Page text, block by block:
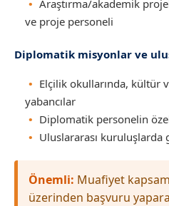
Araştırma/akademik
ve proje personeli
Diplomatik misyonlar ve
Elçilik okullarında, kültür
yabancılar
Diplomatik personelin
Uluslararası kuruluşlarda
Önemli: Muafiyet
üzerinden başvuru